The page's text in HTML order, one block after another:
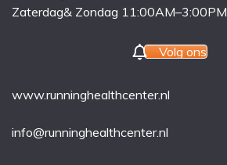
Zaterdag& Zondag 11:00AM–3:00PM
Volg ons
www.runninghealthcenter.nl
info@runninghealthcenter.nl